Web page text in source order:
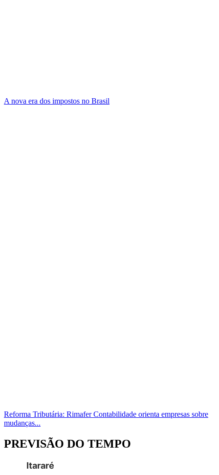
A nova era dos impostos no Brasil
Reforma Tributária: Rimafer Contabilidade orienta empresas sobre
mudanças...
PREVISÃO DO TEMPO
Itararé